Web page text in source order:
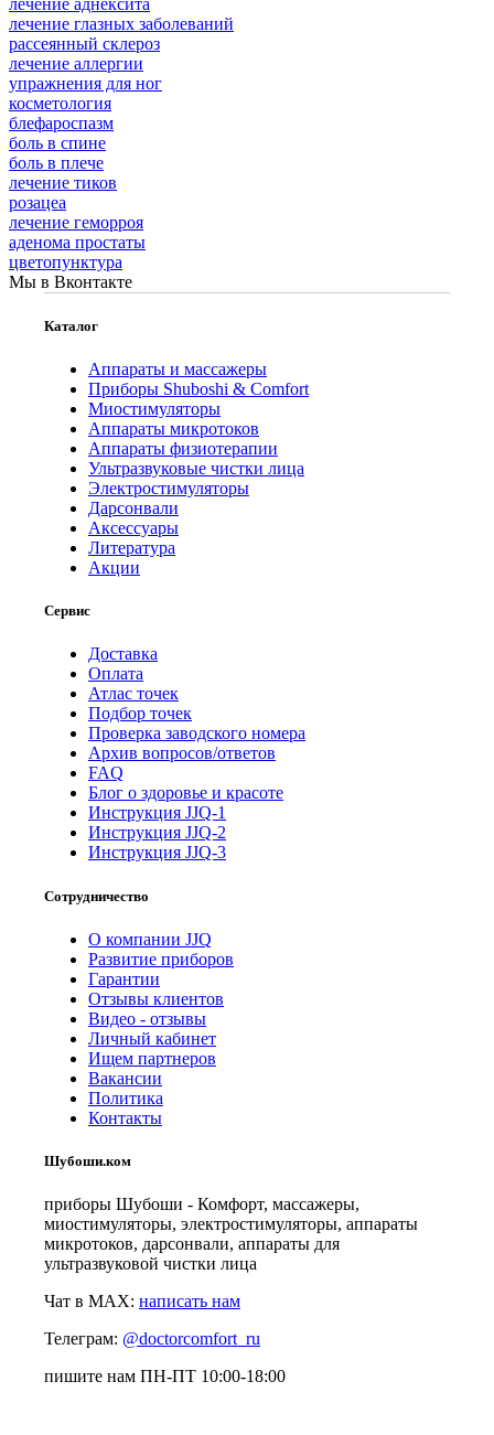
лечение глазных заболеваний
рассеянный склероз
лечение аллергии
упражнения для ног
косметология
блефароспазм
боль в спине
боль в плече
лечение тиков
розацеа
лечение геморроя
аденома простаты
цветопунктура
Мы в Вконтакте
Каталог
Аппараты и массажеры
Приборы Shuboshi & Comfort
Миостимуляторы
Аппараты микротоков
Аппараты физиотерапии
Ультразвуковые чистки лица
Электростимуляторы
Дарсонвали
Аксессуары
Литература
Акции
Сервис
Доставка
Оплата
Атлас точек
Подбор точек
Проверка заводского номера
Архив вопросов/ответов
FAQ
Блог о здоровье и красоте
Инструкция JJQ-1
Инструкция JJQ-2
Инструкция JJQ-3
Сотрудничество
О компании JJQ
Развитие приборов
Гарантии
Отзывы клиентов
Видео - отзывы
Личный кабинет
Ищем партнеров
Вакансии
Политика
Контакты
Шубоши.ком
приборы Шубоши - Комфорт, массажеры,
миостимуляторы, электростимуляторы, аппараты
микротоков, дарсонвали, аппараты для
ультразвуковой чистки лица
Чат в MAX: написать нам
Телеграм: @doctorcomfort_ru
пишите нам ПН-ПТ 10:00-18:00